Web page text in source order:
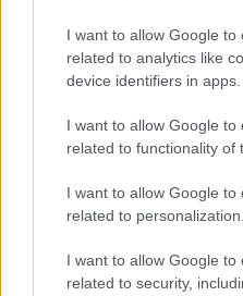
I want to allow Google to
related to analytics like
device identifiers in apps.
I want to allow Google to
related to functionality of
I want to allow Google to
related to personalization.
I want to allow Google to
related to security,
και το διεθνές
όριο ανάμεσα στην
Σε δηλώσεις του
και Περιβάλλοντος
για την αξιοποίηση
ενεργειακού
είπε πως «πρόκειται
και Προοπτικής για